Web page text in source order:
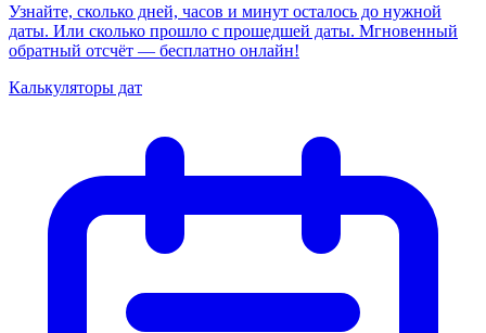
Узнайте, сколько дней, часов и минут осталось до нужной
даты. Или сколько прошло с прошедшей даты. Мгновенный
обратный отсчёт — бесплатно онлайн!
Калькуляторы дат